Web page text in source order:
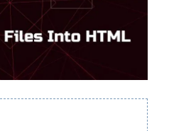
новый
PDF еще удобнее.